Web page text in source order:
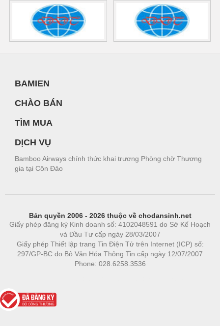
BAMIEN
CHÀO BÁN
TÌM MUA
DỊCH VỤ
Bamboo Airways chính thức khai trương Phòng chờ Thương
gia tại Côn Đảo
Bản quyền 2006 - 2026 thuộc về chodansinh.net
Giấy phép đăng ký Kinh doanh số: 4102048591 do Sở Kế Hoạch
và Đầu Tư cấp ngày 28/03/2007
Giấy phép Thiết lập trang Tin Điện Tử trên Internet (ICP) số:
297/GP-BC do Bộ Văn Hóa Thông Tin cấp ngày 12/07/2007
Phone: 028.6258.3536